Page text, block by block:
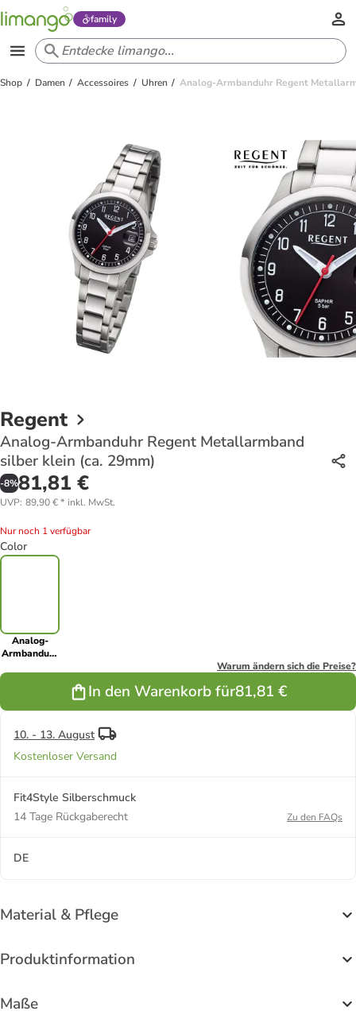
family
Shop Damen Accessoires Uhren Analog-Armbanduhr Regent
Regent
Analog-Armbanduhr Regent Metallarmband
silber klein (ca. 29mm)
-8%81,81 €
UVP: 89,90 €* inkl. MwSt.
Nur noch 1 verfügbar
Color
Analog-
Armbanduhr
Metallarmband
Warum ändern sich die Preise?
In den Warenkorb für81,81 €
10. - 13. August
Kostenloser Versand
Fit4Style Silberschmuck
14 Tage Rückgaberecht
Zu den FAQs
DE
Material & Pflege
Produktinformation
Maße